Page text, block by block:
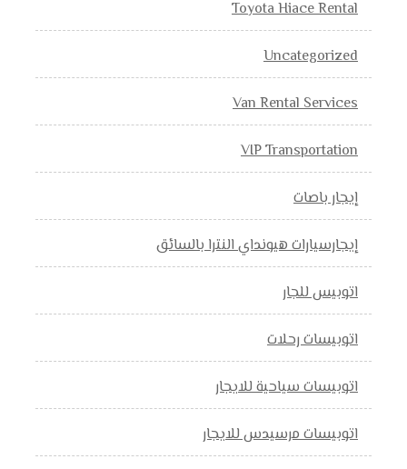
Toyota Hiace Rental
Uncategorized
Van Rental Services
VIP Transportation
إيجار باصات
إيجارسيارات هيونداي النترا بالسائق
اتوبيس للجار
اتوبيسات رحلات
اتوبيسات سياحية للايجار
اتوبيسات مرسيدس للايجار